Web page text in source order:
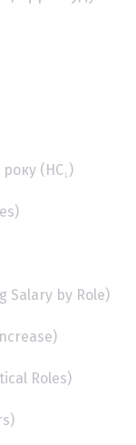
(HC₁)
Salary by Role)
Roles)